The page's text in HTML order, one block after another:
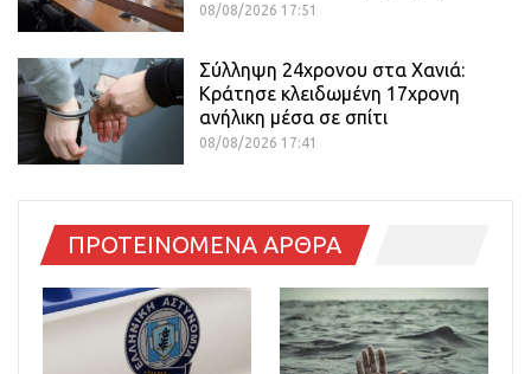
08/08/2026 17:51
Σύλληψη 24χρονου στα Χανιά:
Κράτησε κλειδωμένη 17χρονη
ανήλικη μέσα σε σπίτι
08/08/2026 17:41
ΠΡΟΤΕΙΝΟΜΕΝΑ ΑΡΘΡΑ